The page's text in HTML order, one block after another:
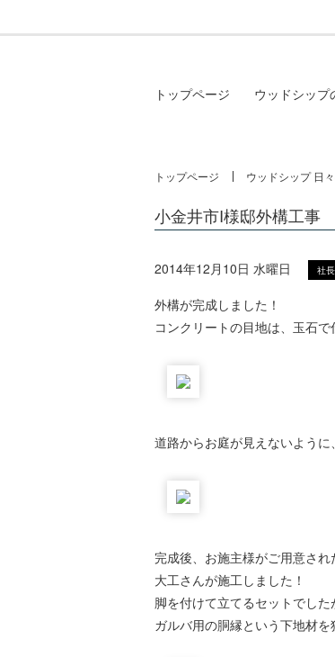
トップページ ウッドシップ
トップページ ウッドシップ 日
小金井市I様邸外構工事
2014年12月10日 水曜日 社
外構が完成しました！
コンクリートの目地は、玉石で
道路からお庭が見えないように
完成後、お施主様がご用意さ
大工さんが施工しました！
脚を付けて立てるセットでし
ガルバ用の胴縁という下地材